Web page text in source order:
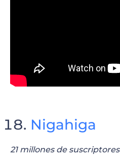
Nigahiga
21 millones de suscriptores